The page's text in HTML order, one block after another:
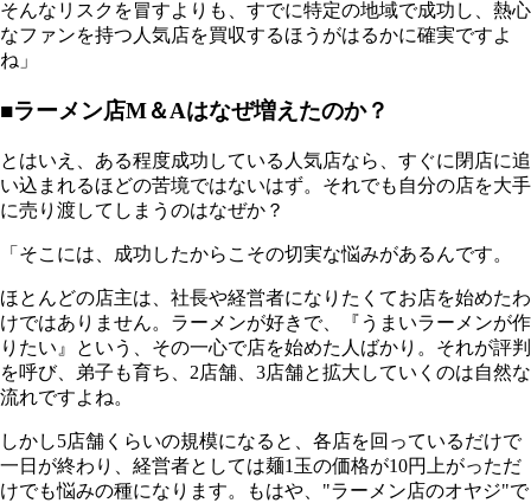
そんなリスクを冒すよりも、すでに特定の地域で成功し、熱心
なファンを持つ人気店を買収するほうがはるかに確実ですよ
ね」
■ラーメン店M＆Aはなぜ増えたのか？
とはいえ、ある程度成功している人気店なら、すぐに閉店に追
い込まれるほどの苦境ではないはず。それでも自分の店を大手
に売り渡してしまうのはなぜか？
「そこには、成功したからこその切実な悩みがあるんです。
ほとんどの店主は、社長や経営者になりたくてお店を始めたわ
けではありません。ラーメンが好きで、『うまいラーメンが作
りたい』という、その一心で店を始めた人ばかり。それが評判
を呼び、弟子も育ち、2店舗、3店舗と拡大していくのは自然な
流れですよね。
しかし5店舗くらいの規模になると、各店を回っているだけで
一日が終わり、経営者としては麺1玉の価格が10円上がっただ
けでも悩みの種になります。もはや、"ラーメン店のオヤジ"で